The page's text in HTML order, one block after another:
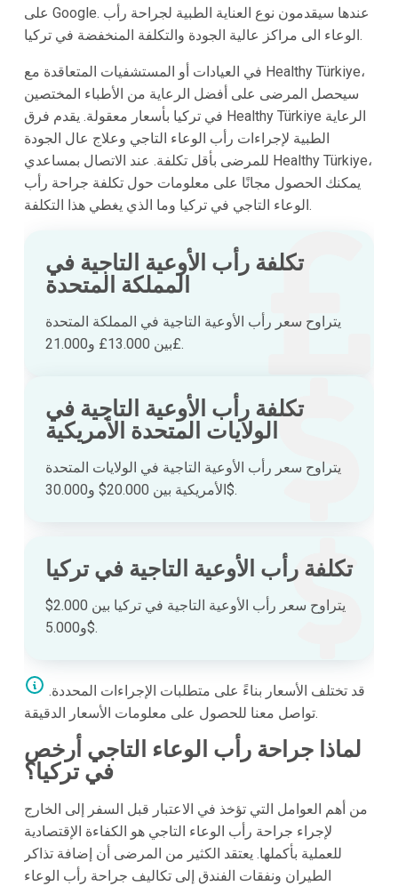
على Google. عندها سيقدمون نوع العناية الطبية لجراحة رأب
الوعاء الى مراكز عالية الجودة والتكلفة المنخفضة في تركيا.
في العيادات أو المستشفيات المتعاقدة مع Healthy Türkiye،
سيحصل المرضى على أفضل الرعاية من الأطباء المختصين
في تركيا بأسعار معقولة. يقدم فرق Healthy Türkiye الرعاية
الطبية لإجراءات رأب الوعاء التاجي وعلاج عال الجودة
للمرضى بأقل تكلفة. عند الاتصال بمساعدي Healthy Türkiye،
يمكنك الحصول مجانًا على معلومات حول تكلفة جراحة رأب
الوعاء التاجي في تركيا وما الذي يغطي هذا التكلفة.
تكلفة رأب الأوعية التاجية في
المملكة المتحدة
يتراوح سعر رأب الأوعية التاجية في المملكة المتحدة
بين 13.000£ و21.000£.
تكلفة رأب الأوعية التاجية في
الولايات المتحدة الأمريكية
يتراوح سعر رأب الأوعية التاجية في الولايات المتحدة
الأمريكية بين 20.000$ و30.000$.
تكلفة رأب الأوعية التاجية في تركيا
يتراوح سعر رأب الأوعية التاجية في تركيا بين 2.000$
و5.000$.
تواصل معنا للحصول على معلومات الأسعار الدقيقة.
لماذا جراحة رأب الوعاء التاجي أرخص
في تركيا؟
من أهم العوامل التي تؤخذ في الاعتبار قبل السفر إلى الخارج
لإجراء جراحة رأب الوعاء التاجي هو الكفاءة الإقتصادية
للعملية بأكملها. يعتقد الكثير من المرضى أن إضافة تذاكر
الطيران ونفقات الفندق إلى تكاليف جراحة رأب الوعاء